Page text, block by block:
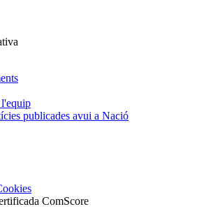
publicades avui a Nació
ComScore